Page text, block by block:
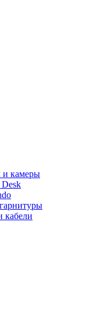
и камеры
Desk
кабели